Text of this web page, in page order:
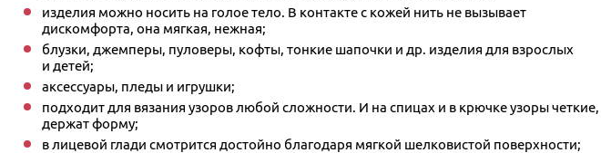
изделия можно носить на голое тело. В контакте с кожей нить не вызывает
дискомфорта, она мягкая, нежная;
блузки, джемперы, пуловеры, кофты, тонкие шапочки и др. изделия для взрослых
и детей;
аксессуары, пледы и игрушки;
подходит для вязания узоров любой сложности. И на спицах и в крючке узоры четкие,
держат форму;
в лицевой глади смотрится достойно благодаря мягкой шелковистой поверхности;